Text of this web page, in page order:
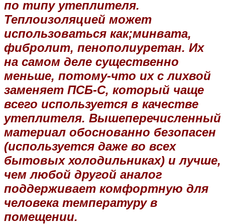
по типу утеплителя.
Теплоизоляцией может
использоваться как;минвата,
фибролит, пенополиуретан. Их
на самом деле существенно
меньше, потому-что их с лихвой
заменяет ПСБ-С, который чаще
всего используется в качестве
утеплителя. Вышеперечисленный
материал обоснованно безопасен
(используется даже во всех
бытовых холодильниках) и лучше,
чем любой другой аналог
поддерживает комфортную для
человека температуру в
помещении.